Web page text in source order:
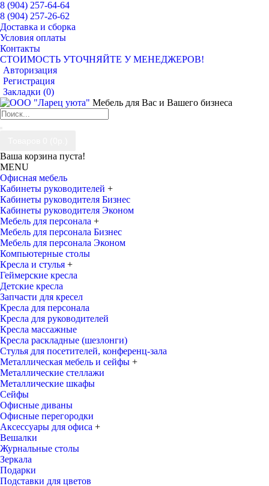
8 (904) 257-64-64
8 (904) 257-26-62
Доставка и сборка
Условия оплаты
Контакты
СТОИМОСТЬ УТОЧНЯЙТЕ У МЕНЕДЖЕРОВ!
Авторизация
Регистрация
Закладки (0)
Мебель для Вас и Вашего бизнеса
Ваша корзина пуста!
MENU
Офисная мебель
Кабинеты руководителей +
Кабинеты руководителя Бизнес
Кабинеты руководителя Эконом
Мебель для персонала +
Мебель для персонала Бизнес
Мебель для персонала Эконом
Компьютерные столы
Кресла и стулья +
Геймерские кресла
Детские кресла
Запчасти для кресел
Кресла для персонала
Кресла для руководителей
Кресла массажные
Кресла раскладные (шезлонги)
Стулья для посетителей, конференц-зала
Металлическая мебель и сейфы +
Металлические стеллажи
Металлические шкафы
Сейфы
Офисные диваны
Офисные перегородки
Аксессуары для офиса +
Вешалки
Журнальные столы
Зеркала
Подарки
Подставки для цветов